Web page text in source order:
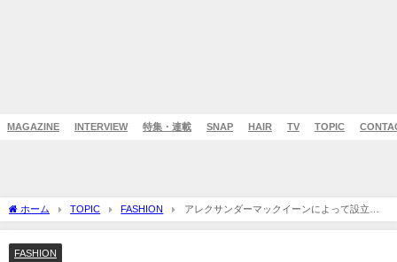
MAGAZINE INTERVIEW 特集・連載 SNAP HAIR TV TOPIC
ホーム TOPIC FASHION
アレクサンダーマックイーンによって設立さ
れた英国のファッションブランドAlexander McQueen2022年春夏コレクションムービ
FASHION